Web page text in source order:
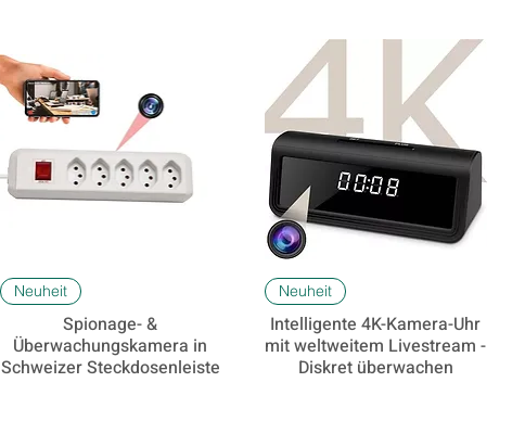
Schnellansicht
Neuheit
Spionage- &
Überwachungskamera in
Schweizer Steckdosenleiste
Schnellansicht
Neuheit
Intelligente 4K-Kamera-Uhr
mit weltweitem Livestream -
Diskret überwachen